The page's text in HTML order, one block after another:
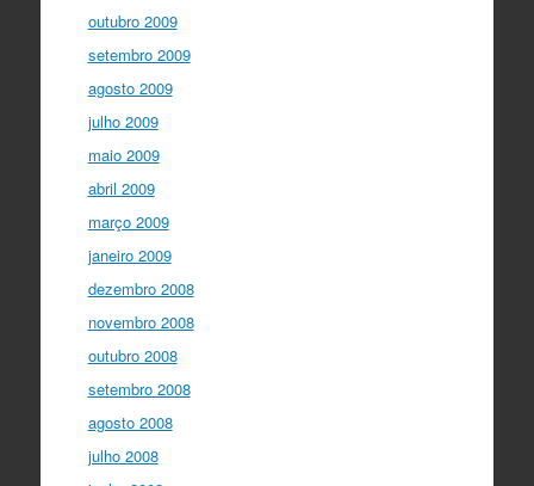
outubro 2009
setembro 2009
agosto 2009
julho 2009
maio 2009
abril 2009
março 2009
janeiro 2009
dezembro 2008
novembro 2008
outubro 2008
setembro 2008
agosto 2008
julho 2008